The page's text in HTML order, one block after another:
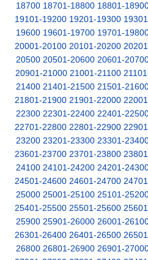
18700 18701-18800 18801-
19101-19200 19201-19300
19600 19601-19700 19701-
20001-20100 20101-20200
20500 20501-20600 20601-
20901-21000 21001-21100
21400 21401-21500 21501-
21801-21900 21901-22000
22300 22301-22400 22401-
22701-22800 22801-22900
23200 23201-23300 23301-
23601-23700 23701-23800
24100 24101-24200 24201-
24501-24600 24601-24700
25000 25001-25100 25101-
25401-25500 25501-25600
25900 25901-26000 26001-
26301-26400 26401-26500
26800 26801-26900 26901-